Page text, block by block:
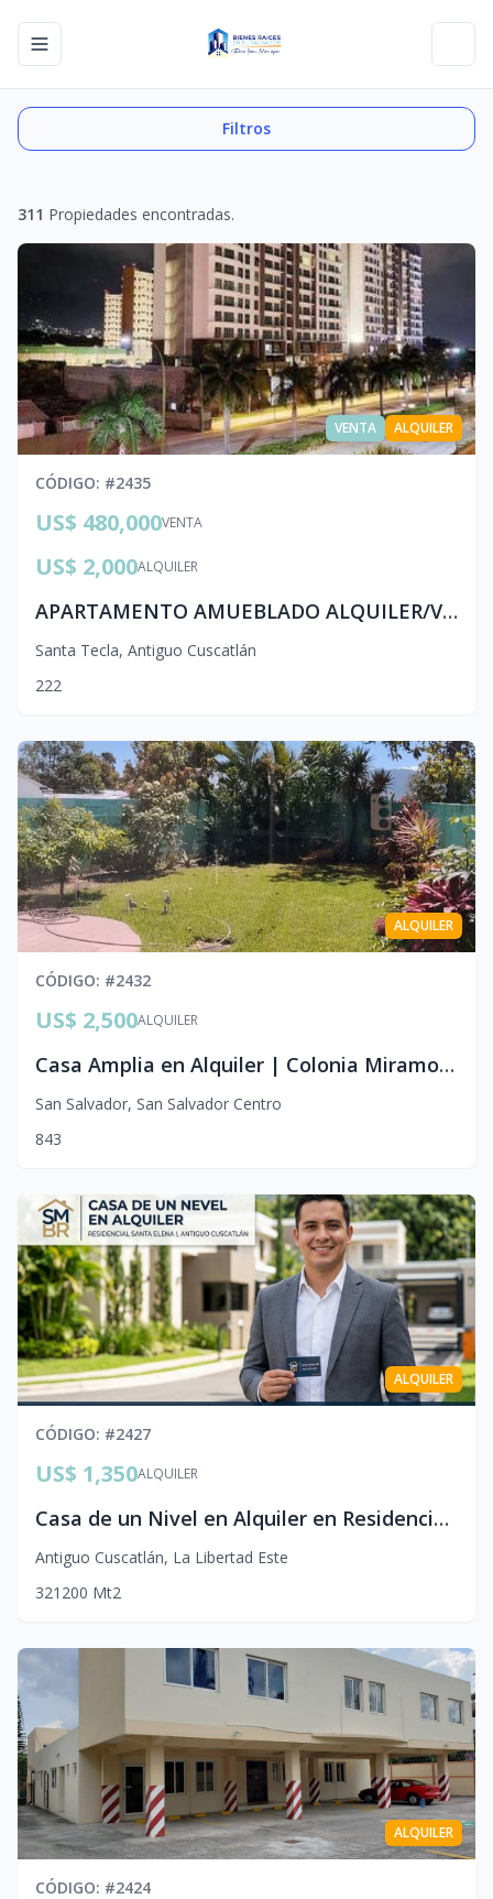
Toggle navigation menu
Filtros
311 Propiedades encontradas.
VENTA ALQUILER
CÓDIGO: #2435
VENTA
US$ 480,000
ALQUILER
US$ 2,000
APARTAMENTO AMUEBLADO ALQUILER/VENTA | PUERTA DEL ALMA ard010
Santa Tecla, Antiguo Cuscatlán
222
ALQUILER
CÓDIGO: #2432
ALQUILER
US$ 2,500
Casa Amplia en Alquiler | Colonia Miramonte, San Salvador
San Salvador, San Salvador Centro
843
ALQUILER
CÓDIGO: #2427
ALQUILER
US$ 1,350
Casa de un Nivel en Alquiler en Residencial Santa Elena 1 Antiguo Cuscatlan
Antiguo Cuscatlán, La Libertad Este
321 200 Mt2
ALQUILER
CÓDIGO: #2424